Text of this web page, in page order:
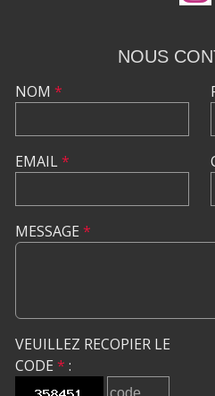
NOUS
NOM *
EMAIL*
MESSAGE *
VEUILLEZ RECOPIER LE
CODE * :